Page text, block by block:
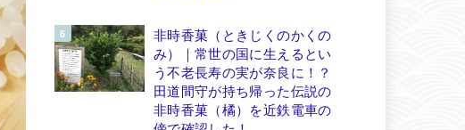
非時香菓（ときじくのかくの
み）｜常世の国に生えるとい
う不老長寿の実が奈良に！？
田道間守が持ち帰った伝説の
非時香菓（橘）を近鉄電車の